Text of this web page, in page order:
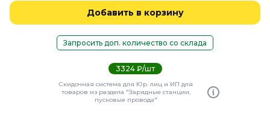
Добавить в корзину
Запросить доп. количество со склада
3324 ₽/шт
Скидочная система для Юр. лиц и ИП для
товаров из раздела "Зарядные станции,
пусковые провода"